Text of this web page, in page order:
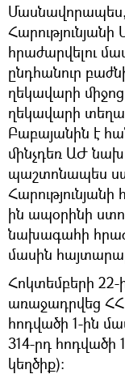
Մասնավորապես,
հրաժարվելու
ընդհանուր
ղեկավարի
ղեկավարի
Բաբայանին է
մինչդեռ ԱԺ
պաշտոնապես
Հարությունյանի
ին ապօրինի
նախագահի
մասին
Հոկտեմբերի
առաջադրվեց ՀՀ
հոդվածի 1-ին
314-րդ
կեղծիք)։